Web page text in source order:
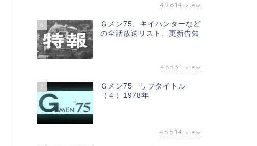
49614 view
6
Ｇメン75、キイハンターなど
の全話放送リスト、更新告知
46331 view
7
Ｇメン75 サブタイトル
（４）1978年
45514 view